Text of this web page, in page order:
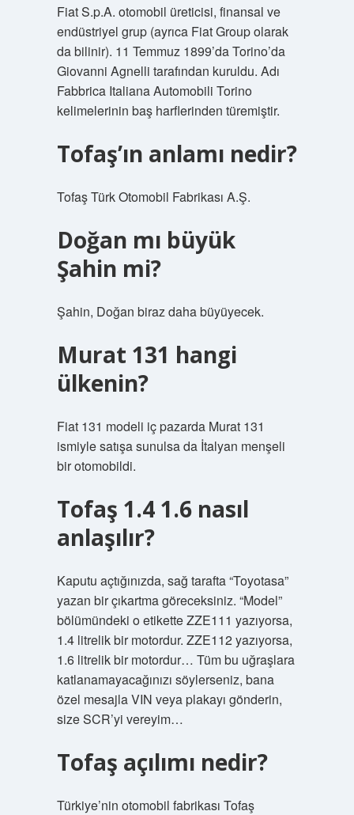
Fiat S.p.A. otomobil üreticisi, finansal ve
endüstriyel grup (ayrıca Fiat Group olarak
da bilinir). 11 Temmuz 1899’da Torino’da
Giovanni Agnelli tarafından kuruldu. Adı
Fabbrica Italiana Automobili Torino
kelimelerinin baş harflerinden türemiştir.
Tofaş’ın anlamı nedir?
Tofaş Türk Otomobil Fabrikası A.Ş.
Doğan mı büyük
Şahin mi?
Şahin, Doğan biraz daha büyüyecek.
Murat 131 hangi
ülkenin?
Fiat 131 modeli iç pazarda Murat 131
ismiyle satışa sunulsa da İtalyan menşeli
bir otomobildi.
Tofaş 1.4 1.6 nasıl
anlaşılır?
Kaputu açtığınızda, sağ tarafta “Toyotasa”
yazan bir çıkartma göreceksiniz. “Model”
bölümündeki o etikette ZZE111 yazıyorsa,
1.4 litrelik bir motordur. ZZE112 yazıyorsa,
1.6 litrelik bir motordur… Tüm bu uğraşlara
katlanamayacağınızı söylerseniz, bana
özel mesajla VIN veya plakayı gönderin,
size SCR’yi vereyim…
Tofaş açılımı nedir?
Türkiye’nin otomobil fabrikası Tofaş